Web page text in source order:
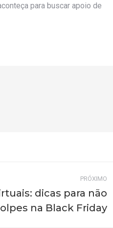
para buscar apoio de
PRÓXIMO
dicas para não
na Black Friday